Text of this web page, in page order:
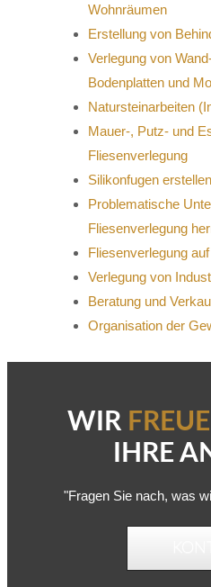
Wohnräumen
Erstellung von
Verlegung von
Bodenplatten und
Natursteinarbeiten
Mauer-, Putz- und
Fliesenverlegung
Silikonfugen erstellen
Problematische
Fliesenverlegung
Fliesenverlegung
Verlegung von
Beratung und
Organisation der
WIR
IHRE
"Fragen Sie nach, was